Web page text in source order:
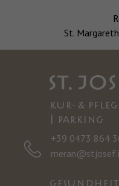
St.
KUR- &
| PARKING
+39 0473 864